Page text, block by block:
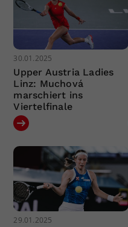
30.01.2025
Upper Austria Ladies
Linz: Muchová
marschiert ins
Viertelfinale
29.01.2025